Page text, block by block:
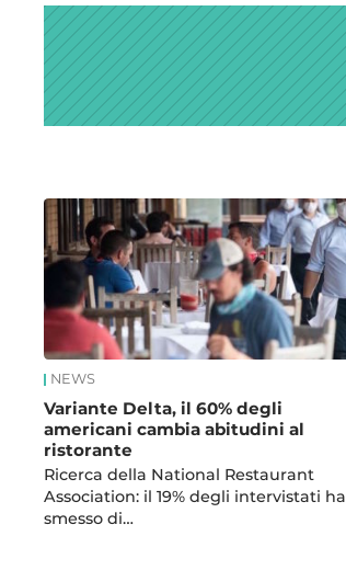
News
NEWS
Variante Delta, il 60% degli
americani cambia abitudini al
ristorante
Ricerca della National Restaurant
Association: il 19% degli intervistati ha
smesso di…